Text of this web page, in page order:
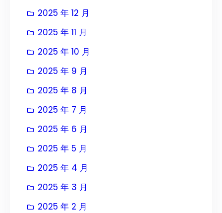
2025 年 12 月
2025 年 11 月
2025 年 10 月
2025 年 9 月
2025 年 8 月
2025 年 7 月
2025 年 6 月
2025 年 5 月
2025 年 4 月
2025 年 3 月
2025 年 2 月